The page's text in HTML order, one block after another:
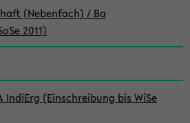
(Nebenfach) / Ba
2011)
IndiErg (Einschreibung bis WiSe